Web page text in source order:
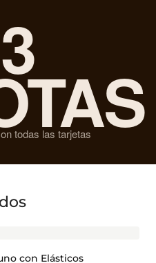
3
todas las tarjetas
con Elásticos